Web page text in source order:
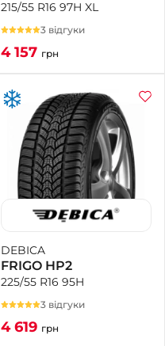
215/55 R16 97H XL
3 відгуки
4 157 грн
DEBICA
FRIGO HP2
225/55 R16 95H
3 відгуки
4 619 грн